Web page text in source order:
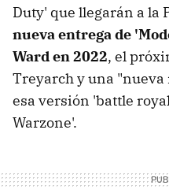
Duty' que llegarán a la
nueva entrega de
Ward en 2022, el
Treyarch y una
esa versión 'battle
Warzone'.